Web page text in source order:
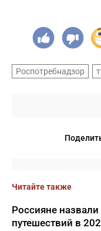
Роспотребнадзор
Читайте также
Россияне
путешествий в